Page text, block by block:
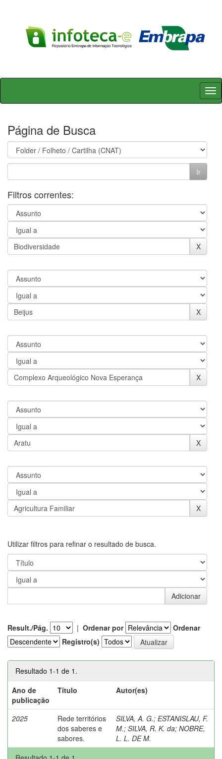
Skip
Página de Busca
Filtros correntes:
Utilizar filtros para refinar o resultado de busca.
Result./Pág. | Ordenar por
Ordenar
Registro(s)
Resultado 1-1 de 1.
Ano de
publicação
Título Autor(es)
2025
Rede territórios
dos saberes e
sabores.
SILVA, A. G.; ESTANISLAU, F.
M.; SILVA, R. K. da; NOBRE,
L. L. DE M.